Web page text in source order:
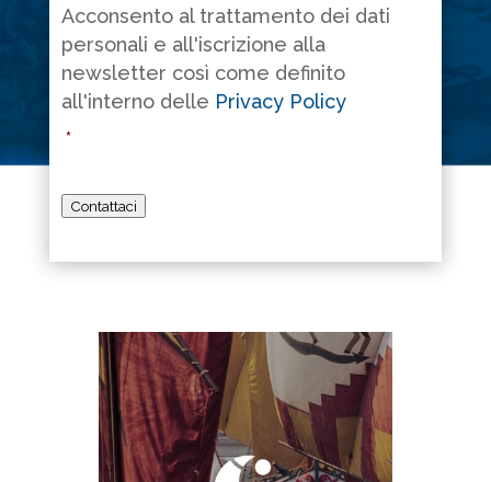
Acconsento al trattamento dei dati
personali e all'iscrizione alla
newsletter così come definito
all'interno delle Privacy Policy
*
Contattaci